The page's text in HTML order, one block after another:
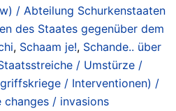
/ Abteilung Schurkenstaaten
des Staates gegenüber dem
, Schaam je!, Schande.. über
/ Umstürze /
/ Interventionen) /
/ invasions